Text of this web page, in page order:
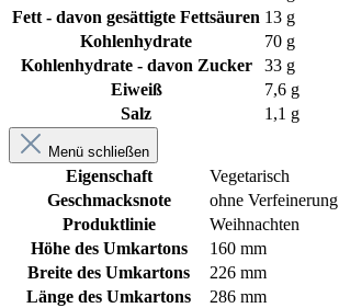
Fett - davon gesättigte Fettsäuren 13 g
Kohlenhydrate
70 g
Kohlenhydrate - davon Zucker
33 g
Eiweiß
7,6 g
Salz
1,1 g
Menü schließen
Eigenschaft
Vegetarisch
Geschmacksnote
ohne Verfeinerung
Produktlinie
Weihnachten
Höhe des Umkartons
160 mm
Breite des Umkartons
226 mm
Länge des Umkartons
286 mm